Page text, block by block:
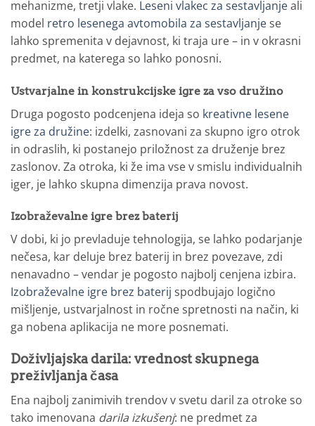
mehanizme, tretji vlake. Leseni vlakec za sestavljanjeali
model retro lesenega avtomobila za sestavljanjese
lahko spremenita v dejavnost, ki traja ure – in v okrasni
predmet, na katerega so lahko ponosni.
Ustvarjalne in konstrukcijske igre za vso družino
Druga pogosto podcenjena ideja so kreativne lesene
igre za družine: izdelki, zasnovani za skupno igro otrok
in odraslih, ki postanejo priložnost za druženje brez
zaslonov. Za otroka, ki že ima vse v smislu individualnih
iger, je lahko skupna dimenzija prava novost.
Izobraževalne igre brez baterij
V dobi, ki jo prevladuje tehnologija, se lahko podarjanje
nečesa, kar deluje brez baterij in brez povezave, zdi
nenavadno – vendar je pogosto najbolj cenjena izbira.
Izobraževalne igre brez baterij spodbujajo logično
mišljenje, ustvarjalnost in ročne spretnosti na način, ki
ga nobena aplikacija ne more posnemati.
Doživljajska darila: vrednost skupnega
preživljanja časa
Ena najbolj zanimivih trendov v svetu daril za otroke so
tako imenovana darila izkušenj: ne predmet za